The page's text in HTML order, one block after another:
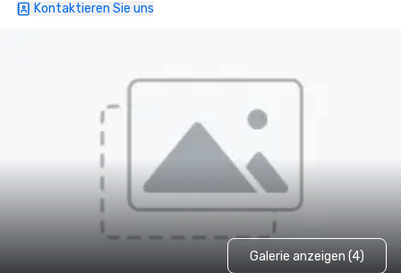
Kontaktieren Sie uns
Galerie anzeigen (4)